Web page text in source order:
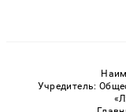
Учредитель: